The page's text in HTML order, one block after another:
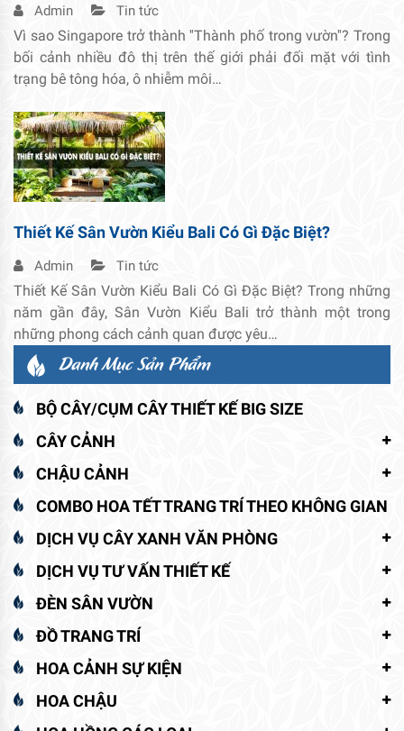
Admin Tin tức
Vì sao Singapore trở thành ''Thành phố trong vườn''? Trong
bối cảnh nhiều đô thị trên thế giới phải đối mặt với tình
trạng bê tông hóa, ô nhiễm môi…
Thiết Kế Sân Vườn Kiểu Bali Có Gì Đặc Biệt?
Admin Tin tức
Thiết Kế Sân Vườn Kiểu Bali Có Gì Đặc Biệt? Trong những
năm gần đây, Sân Vườn Kiểu Bali trở thành một trong
những phong cách cảnh quan được yêu…
Danh Mục Sản Phẩm
BỘ CÂY/CỤM CÂY THIẾT KẾ BIG SIZE
CÂY CẢNH
CHẬU CẢNH
COMBO HOA TẾT TRANG TRÍ THEO KHÔNG GIAN
DỊCH VỤ CÂY XANH VĂN PHÒNG
DỊCH VỤ TƯ VẤN THIẾT KẾ
ĐÈN SÂN VƯỜN
ĐỒ TRANG TRÍ
HOA CẢNH SỰ KIỆN
HOA CHẬU